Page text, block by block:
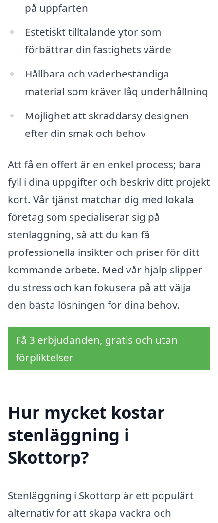
på uppfarten
Estetiskt tilltalande ytor som
förbättrar din fastighets värde
Hållbara och väderbeständiga
material som kräver låg underhållning
Möjlighet att skräddarsy designen
efter din smak och behov
Att få en offert är en enkel process; bara
fyll i dina uppgifter och beskriv ditt projekt
kort. Vår tjänst matchar dig med lokala
företag som specialiserar sig på
stenläggning, så att du kan få
professionella insikter och priser för ditt
kommande arbete. Med vår hjälp slipper
du stress och kan fokusera på att välja
den bästa lösningen för dina behov.
Få 3 erbjudanden, gratis och utan
förpliktelser
Hur mycket kostar
stenläggning i
Skottorp?
Stenläggning i Skottorp är ett populärt
alternativ för att skapa vackra och